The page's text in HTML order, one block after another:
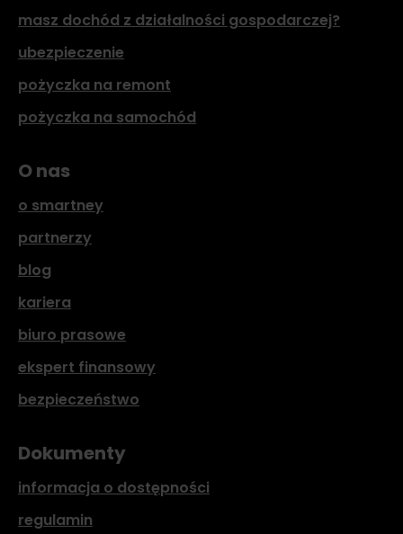
masz dochód z działalności gospodarczej?
ubezpieczenie
pożyczka na remont
pożyczka na samochód
O nas
o smartney
partnerzy
blog
kariera
biuro prasowe
ekspert finansowy
bezpieczeństwo
Dokumenty
informacja o dostępności
regulamin